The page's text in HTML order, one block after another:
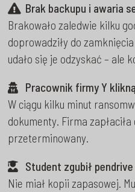
Brak backupu i awaria
Brakowało zaledwie kilku
doprowadziły do
udało się je odzyskać – ale
Pracownik firmy Y
W ciągu kilku minut
dokumenty. Firma
przeterminowany.
Student zgubił
Nie miał kopii zapasowej.